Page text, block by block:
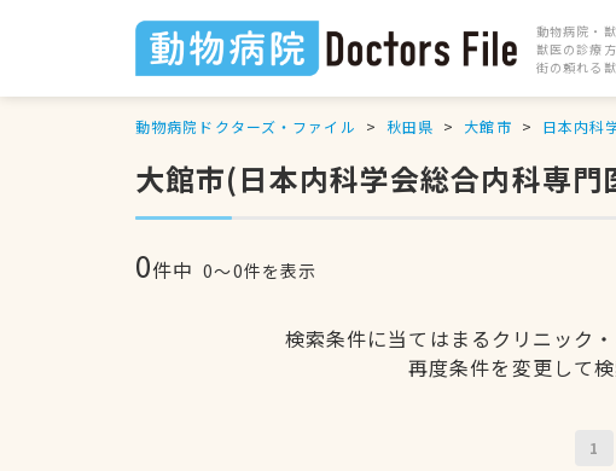
動物病院・
獣医の診療
街の頼れる
動物病院ドクターズ・ファイル 秋田県 大館市 日本内科
大館市(日本内科学会総合内科専
0件中 0〜0件を表示
検索条件に当てはまるクリニック
再度条件を変更して
1